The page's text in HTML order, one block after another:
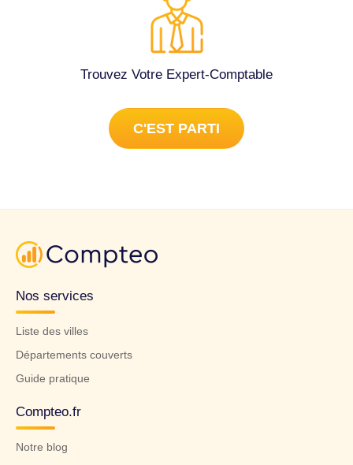
Trouvez Votre Expert-Comptable
C'EST PARTI
Nos services
Liste des villes
Départements couverts
Guide pratique
Compteo.fr
Notre blog